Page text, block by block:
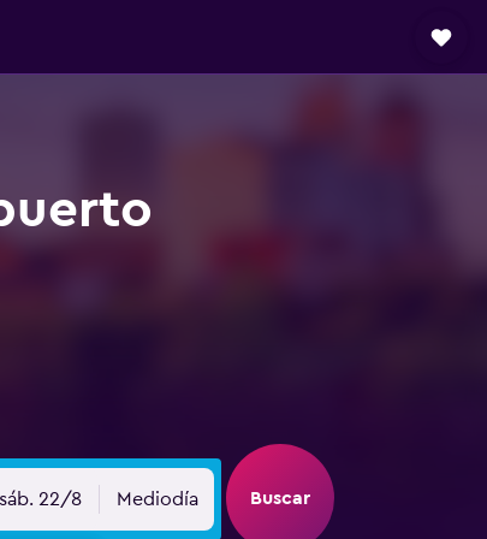
sáb. 22/8 Mediodía Buscar